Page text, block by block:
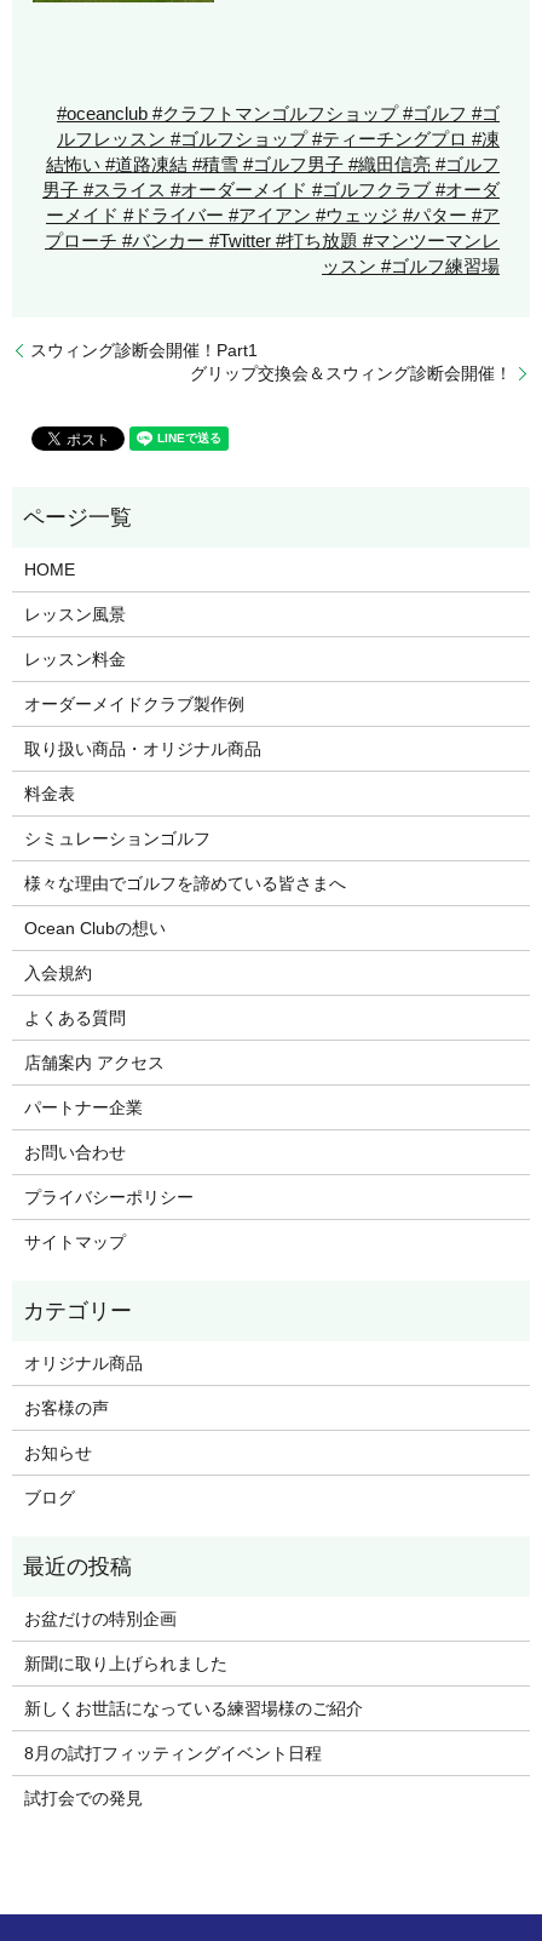
#oceanclub #クラフトマンゴルフショップ #ゴルフ #ゴ
ルフレッスン #ゴルフショップ #ティーチングプロ #凍
結怖い #道路凍結 #積雪 #ゴルフ男子 #織田信亮 #ゴルフ
男子 #スライス #オーダーメイド #ゴルフクラブ #オーダ
ーメイド #ドライバー #アイアン #ウェッジ #パター #ア
プローチ #バンカー #Twitter #打ち放題 #マンツーマンレ
ッスン #ゴルフ練習場
スウィング診断会開催！Part1
グリップ交換会＆スウィング診断会開催！
HOME
レッスン風景
レッスン料金
オーダーメイドクラブ製作例
取り扱い商品・オリジナル商品
料金表
シミュレーションゴルフ
様々な理由でゴルフを諦めている皆さまへ
Ocean Clubの想い
入会規約
よくある質問
店舗案内 アクセス
パートナー企業
お問い合わせ
プライバシーポリシー
サイトマップ
オリジナル商品
お客様の声
お知らせ
ブログ
お盆だけの特別企画
新聞に取り上げられました
新しくお世話になっている練習場様のご紹介
8月の試打フィッティングイベント日程
試打会での発見